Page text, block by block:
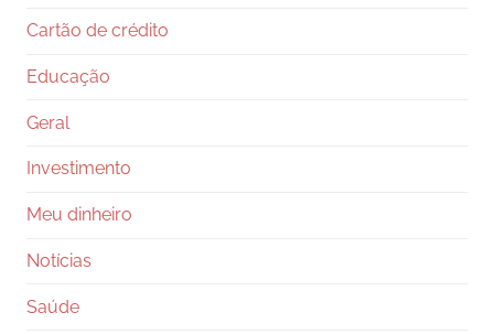
Cartão de crédito
Educação
Geral
Investimento
Meu dinheiro
Notícias
Saúde